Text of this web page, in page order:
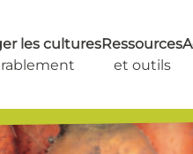
les culturesRessources
et outils